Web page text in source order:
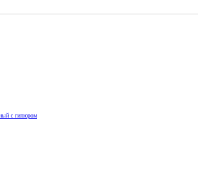
с гипюром